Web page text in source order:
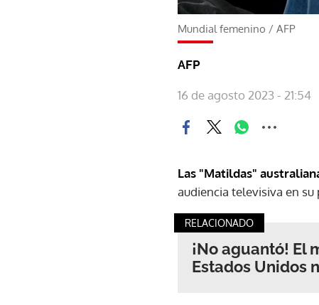
Mundial femenino / AFP
AFP
16 de agosto 2023 - 21:54
Las "Matildas"
audiencia televisiva en su
RELACIONADO
¡No aguantó! El
Estados Unidos